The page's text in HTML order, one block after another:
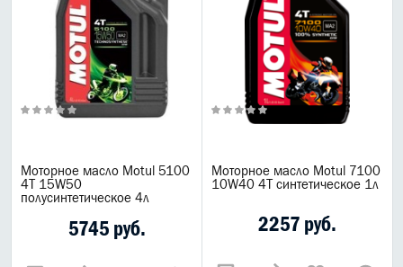
Мотомасла Liqui Moly
ВСЕ БРЕНДЫ
Моторное масло Motul 5100
4T 15W50
полусинтетическое 4л
5745 руб.
Моторное масло Motul 7100
10W40 4Т синтетическое 1л
2257 руб.